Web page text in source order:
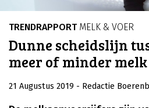
TRENDRAPPORTMELK & VOER
Dunne scheidslijn
meer of minder melk
21 Augustus 2019 - Redactie